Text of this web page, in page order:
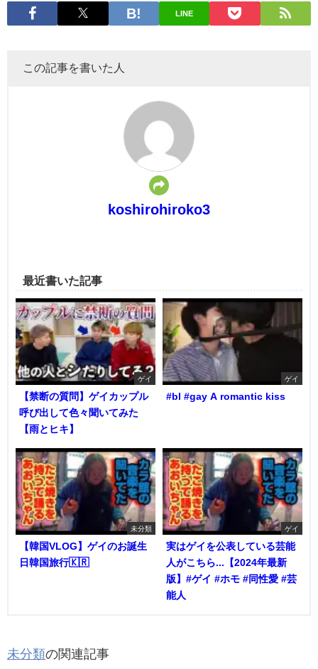
LINE
この記事を書いた人
koshirohiroko3
最近書いた記事
ゲイ
【禁断の質問】ゲイカップル
呼び出して色々聞いてみた
【雨とヒキ】
ゲイ
#bl #gay A romantic kiss
未分類
【韓国VLOG】ゲイのお誕生
日韓国旅行🇰🇷
ゲイ
実はゲイを公表している芸能
人がこちら...【2024年最新
版】#ゲイ #ホモ #同性愛 #芸
能人
未分類の関連記事